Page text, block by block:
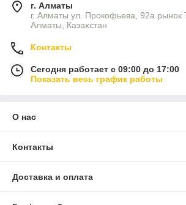
г. Алматы
г. Алматы ул. Прокофьева, 92а рынок
Алматы, Казахстан
Контакты
Сегодня работает с 09:00 до 17:00
Показать весь график работы
О нас
Контакты
Доставка и оплата